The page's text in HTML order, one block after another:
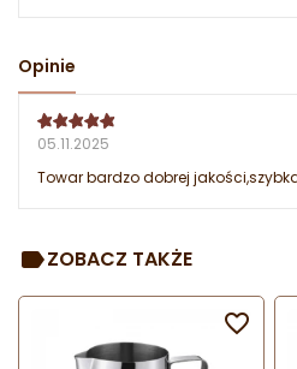
Opinie
05.11.2025
Towar bardzo dobrej
ZOBACZ TAKŻE
